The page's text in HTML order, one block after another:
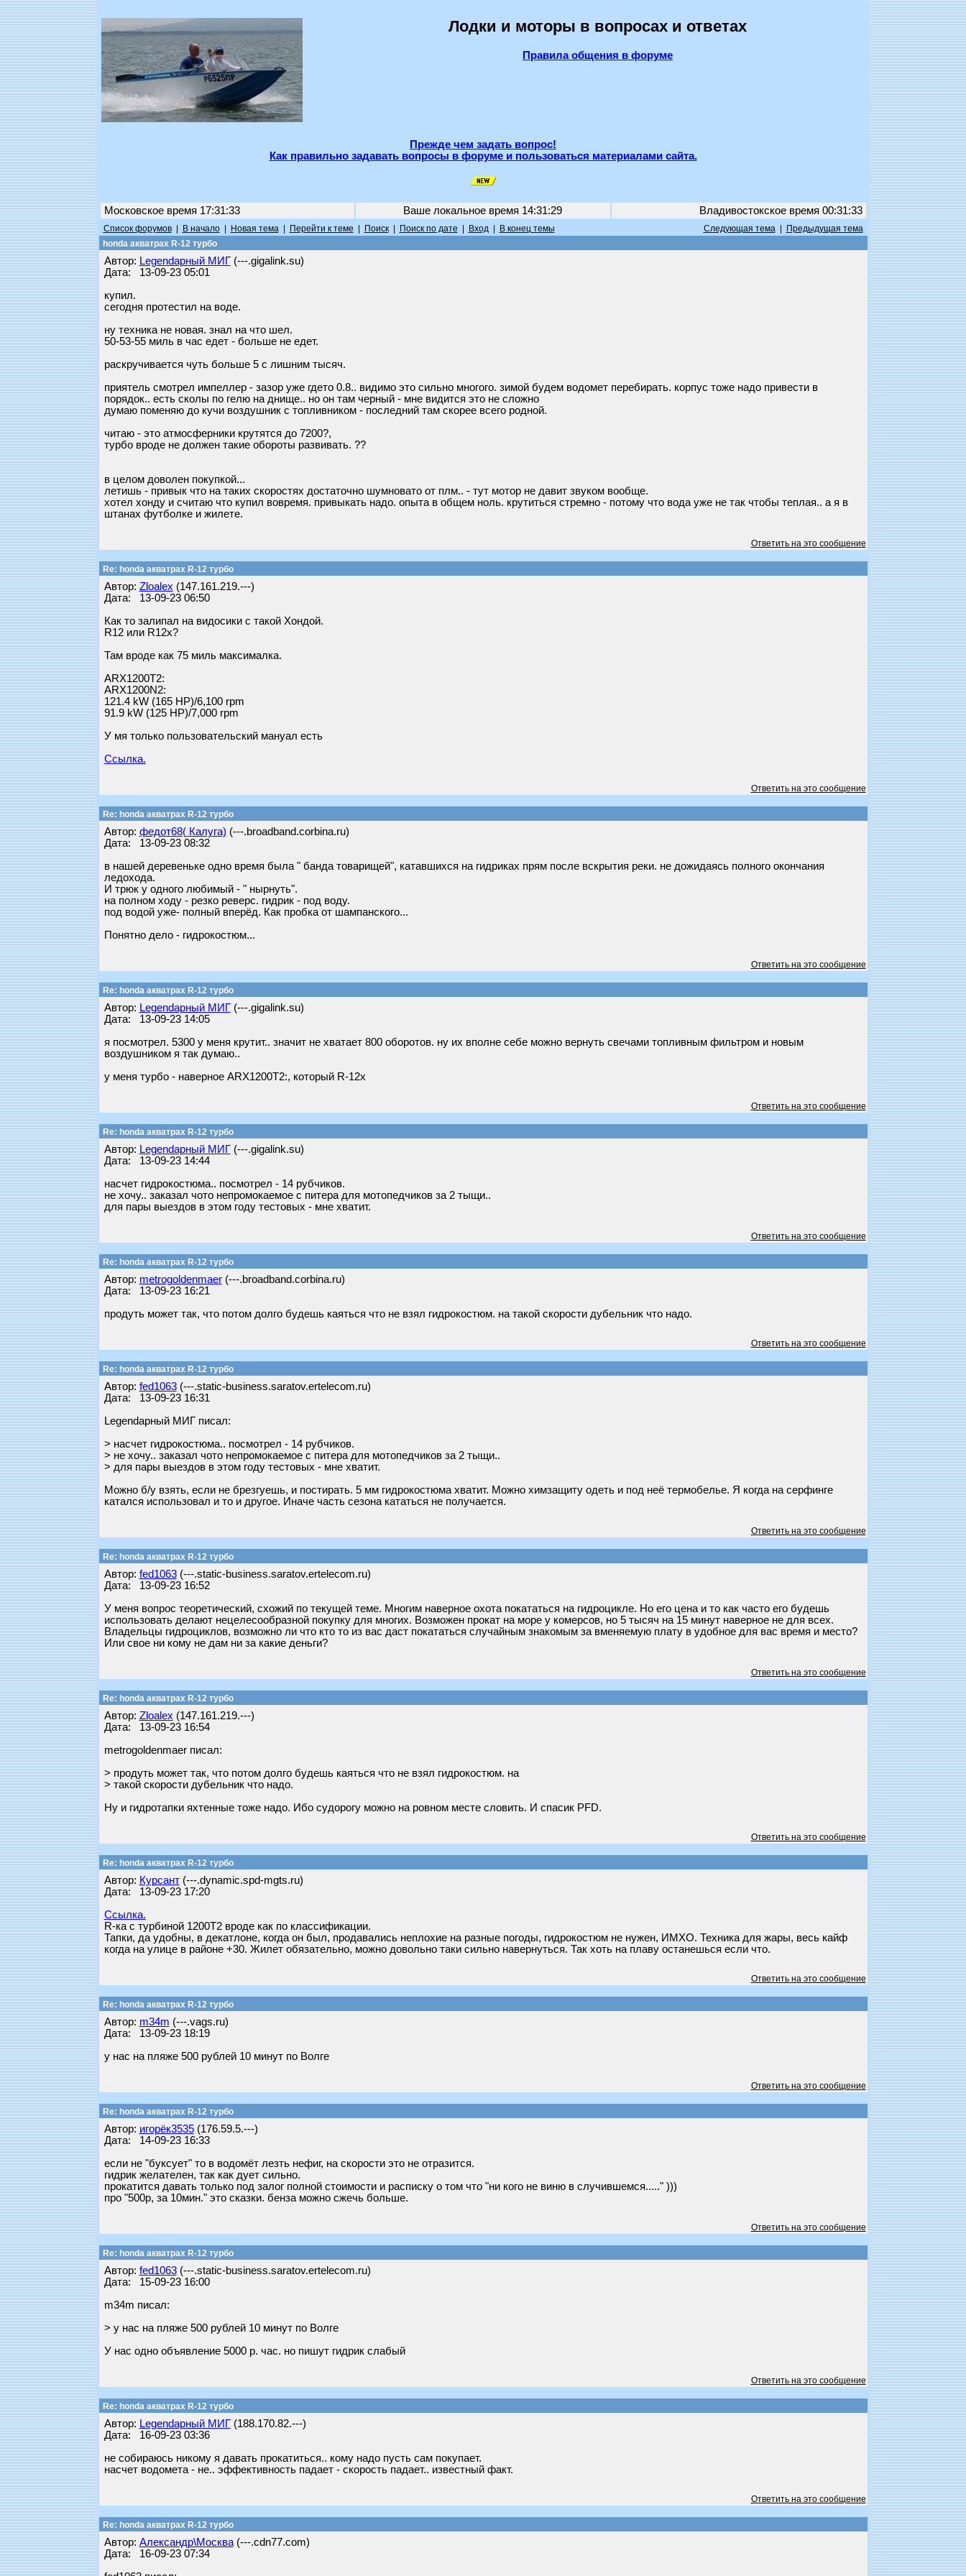
Лодки и моторы в вопросах и ответах
Правила общения в форуме
Прежде чем задать вопрос!
Как правильно задавать вопросы в форуме и пользоваться материалами сайта.
Московское время 17:31:33 Ваше локальное время 14:31:29 Владивостокское время 00:31:33
Список форумов| В начало| Новая тема| Перейти к теме Поиск| Поиск по дате Вход| В конец темы Следующая тема|
Предыдущая тема
honda акватрах R-12 турбо
Автор: Legendарный МИГ(---.gigalink.su)
Дата: 13-09-23 05:01
купил.
сегодня протестил на воде.
ну техника не новая. знал на что шел.
50-53-55 миль в час едет - больше не едет.
раскручивается чуть больше 5 с лишним тысяч.
приятель смотрел импеллер - зазор уже гдето 0.8.. видимо это сильно многого. зимой будем водомет перебирать. корпус тоже надо привести в
порядок.. есть сколы по гелю на днище.. но он там черный - мне видится это не сложно
думаю поменяю до кучи воздушник с топливником - последний там скорее всего родной.
читаю - это атмосферники крутятся до 7200?,
турбо вроде не должен такие обороты развивать. ??
в целом доволен покупкой...
летишь - привык что на таких скоростях достаточно шумновато от плм.. - тут мотор не давит звуком вообще.
хотел хонду и считаю что купил вовремя. привыкать надо. опыта в общем ноль. крутиться стремно - потому что вода уже не так чтобы теплая.. а я в
штанах футболке и жилете.
Ответить на это сообщение
Re: honda акватрах R-12 турбо
Автор: Zloalex (147.161.219.---)
Дата: 13-09-23 06:50
Как то залипал на видосики с такой Хондой.
R12 или R12x?
Там вроде как 75 миль максималка.
ARX1200T2:
ARX1200N2:
121.4 kW (165 HP)/6,100 rpm
91.9 kW (125 HP)/7,000 rpm
У мя только пользовательский мануал есть
Ссылка.
Ответить на это сообщение
Re: honda акватрах R-12 турбо
Автор: федот68( Калуга) (---.broadband.corbina.ru)
Дата: 13-09-23 08:32
в нашей деревеньке одно время была " банда товарищей", катавшихся на гидриках прям после вскрытия реки. не дожидаясь полного окончания
ледохода.
И трюк у одного любимый - " нырнуть".
на полном ходу - резко реверс. гидрик - под воду.
под водой уже- полный вперёд. Как пробка от шампанского...
Понятно дело - гидрокостюм...
Ответить на это сообщение
Re: honda акватрах R-12 турбо
Автор: Legendарный МИГ(---.gigalink.su)
Дата: 13-09-23 14:05
я посмотрел. 5300 у меня крутит.. значит не хватает 800 оборотов. ну их вполне себе можно вернуть свечами топливным фильтром и новым
воздушником я так думаю..
у меня турбо - наверное ARX1200T2:, который R-12х
Ответить на это сообщение
Re: honda акватрах R-12 турбо
Автор: Legendарный МИГ(---.gigalink.su)
Дата: 13-09-23 14:44
насчет гидрокостюма.. посмотрел - 14 рубчиков.
не хочу.. заказал чото непромокаемое с питера для мотопедчиков за 2 тыщи..
для пары выездов в этом году тестовых - мне хватит.
Ответить на это сообщение
Re: honda акватрах R-12 турбо
Автор: metrogoldenmaer(---.broadband.corbina.ru)
Дата: 13-09-23 16:21
продуть может так, что потом долго будешь каяться что не взял гидрокостюм. на такой скорости дубельник что надо.
Ответить на это сообщение
Re: honda акватрах R-12 турбо
Автор: fed1063(---.static-business.saratov.ertelecom.ru)
Дата: 13-09-23 16:31
Legendарный МИГ писал:
> насчет гидрокостюма.. посмотрел - 14 рубчиков.
> не хочу.. заказал чото непромокаемое с питера для мотопедчиков за 2 тыщи..
> для пары выездов в этом году тестовых - мне хватит.
Можно б/у взять, если не брезгуешь, и постирать. 5 мм гидрокостюма хватит. Можно химзащиту одеть и под неё термобелье. Я когда на серфинге
катался использовал и то и другое. Иначе часть сезона кататься не получается.
Ответить на это сообщение
Re: honda акватрах R-12 турбо
Автор: fed1063(---.static-business.saratov.ertelecom.ru)
Дата: 13-09-23 16:52
У меня вопрос теоретический, схожий по текущей теме. Многим наверное охота покататься на гидроцикле. Но его цена и то как часто его будешь
использовать делают нецелесообразной покупку для многих. Возможен прокат на море у комерсов, но 5 тысяч на 15 минут наверное не для всех.
Владельцы гидроциклов, возможно ли что кто то из вас даст покататься случайным знакомым за вменяемую плату в удобное для вас время и место?
Или свое ни кому не дам ни за какие деньги?
Ответить на это сообщение
Re: honda акватрах R-12 турбо
Автор: Zloalex (147.161.219.---)
Дата: 13-09-23 16:54
metrogoldenmaer писал:
> продуть может так, что потом долго будешь каяться что не взял гидрокостюм. на
> такой скорости дубельник что надо.
Ну и гидротапки яхтенные тоже надо. Ибо судорогу можно на ровном месте словить. И спасик PFD.
Ответить на это сообщение
Re: honda акватрах R-12 турбо
Автор: Курсант(---.dynamic.spd-mgts.ru)
Дата: 13-09-23 17:20
Ссылка.
R-ка с турбиной 1200Т2 вроде как по классификации.
Тапки, да удобны, в декатлоне, когда он был, продавались неплохие на разные погоды, гидрокостюм не нужен, ИМХО. Техника для жары, весь кайф
когда на улице в районе +30. Жилет обязательно, можно довольно таки сильно навернуться. Так хоть на плаву останешься если что.
Ответить на это сообщение
Re: honda акватрах R-12 турбо
Автор: m34m (---.vags.ru)
Дата: 13-09-23 18:19
у нас на пляже 500 рублей 10 минут по Волге
Ответить на это сообщение
Re: honda акватрах R-12 турбо
Автор: игорёк3535(176.59.5.---)
Дата: 14-09-23 16:33
если не "буксует" то в водомёт лезть нефиг, на скорости это не отразится.
гидрик желателен, так как дует сильно.
прокатится давать только под залог полной стоимости и расписку о том что "ни кого не виню в случившемся....." )))
про "500р, за 10мин." это сказки. бенза можно сжечь больше.
Ответить на это сообщение
Re: honda акватрах R-12 турбо
Автор: fed1063(---.static-business.saratov.ertelecom.ru)
Дата: 15-09-23 16:00
m34m писал:
> у нас на пляже 500 рублей 10 минут по Волге
У нас одно объявление 5000 р. час. но пишут гидрик слабый
Ответить на это сообщение
Re: honda акватрах R-12 турбо
Автор: Legendарный МИГ(188.170.82.---)
Дата: 16-09-23 03:36
не собираюсь никому я давать прокатиться.. кому надо пусть сам покупает.
насчет водомета - не.. эффективность падает - скорость падает.. известный факт.
Ответить на это сообщение
Re: honda акватрах R-12 турбо
Автор: Александр\Москва(---.cdn77.com)
Дата: 16-09-23 07:34